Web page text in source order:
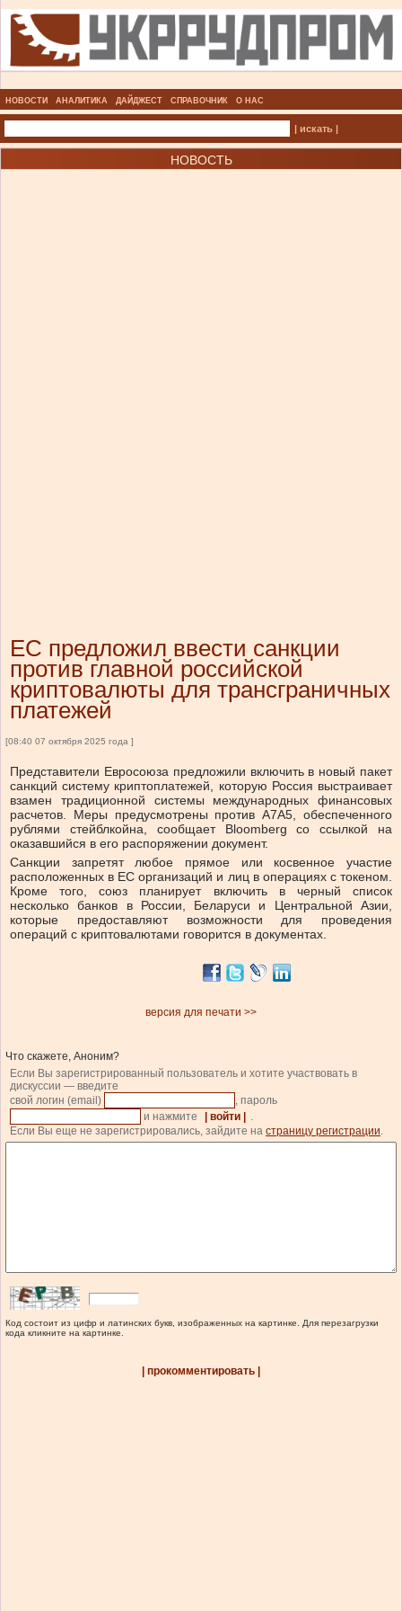
НОВОСТИ АНАЛИТИКА ДАЙДЖЕСТ СПРАВОЧНИК О НАС
| искать |
НОВОСТЬ
ЕС предложил ввести санкции
против главной российской
криптовалюты для трансграничных
платежей
[08:40 07 октября 2025 года ]
Представители Евросоюза предложили включить в новый пакет
санкций систему криптоплатежей, которую Россия выстраивает
взамен традиционной системы международных финансовых
расчетов. Меры предусмотрены против A7A5, обеспеченного
рублями стейблкойна, сообщает Bloomberg со ссылкой на
оказавшийся в его распоряжении документ.
Санкции запретят любое прямое или косвенное участие
расположенных в ЕС организаций и лиц в операциях с токеном.
Кроме того, союз планирует включить в черный список
несколько банков в России, Беларуси и Центральной Азии,
которые предоставляют возможности для проведения
операций с криптовалютами говорится в документах.
версия для печати >>
Что скажете, Аноним?
Если Вы зарегистрированный пользователь и хотите участвовать в
дискуссии — введите
свой логин (email)
, пароль
и нажмите
| войти |
.
Если Вы еще не зарегистрировались, зайдите на страницу регистрации.
Код состоит из цифр и латинских букв, изображенных на картинке. Для перезагрузки
кода кликните на картинке.
| прокомментировать |